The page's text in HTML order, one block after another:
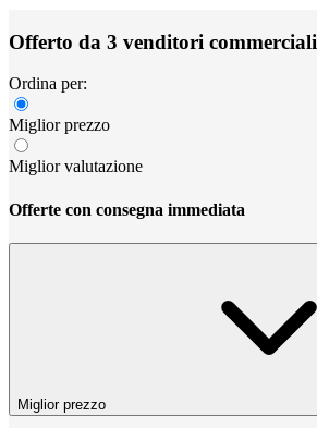
Offerto da 3 venditori commerciali
Ordina per:
Miglior prezzo
Miglior valutazione
Offerte con consegna immediata
Miglior prezzo